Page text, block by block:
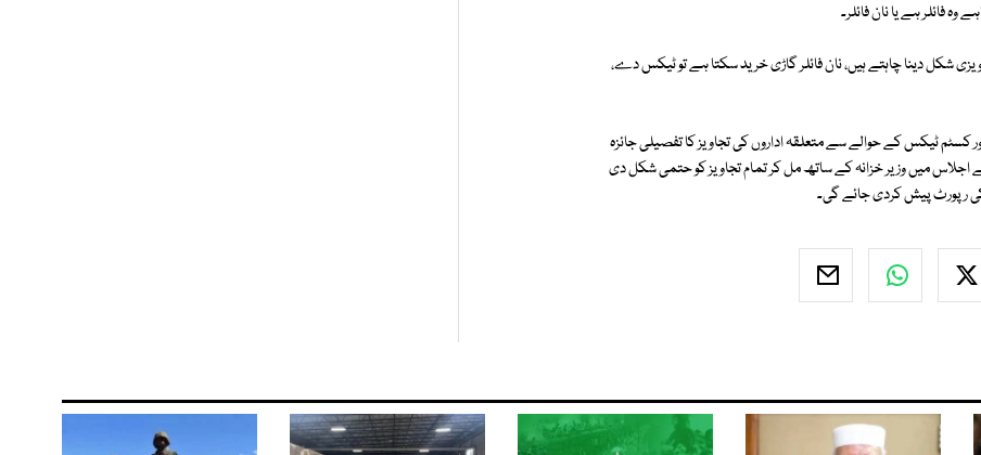
فائلر ہے یا نان فائلر۔
شکل دینا چاہتے ہیں، نان فائلر گاڑی خرید سکتا ہے تو ٹیکس دے،
انکم ٹیکس، سیلز ٹیکس اور کسٹم ٹیکس کے حوالے سے متعلقہ اداروں کی تجاویز کا تفصیلی جائزہ
اجلاس میں وزیر خزانہ کے ساتھ مل کر تمام تجاویز کو حتمی شکل دی
کی رپورٹ پیش کردی جائے گی۔